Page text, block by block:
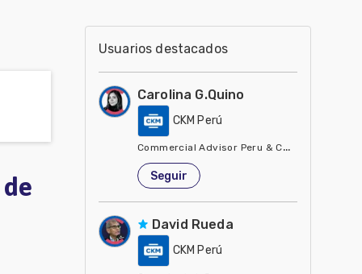
Usuarios destacados
Carolina G.Quino
CKM Perú
Commercial Advisor Peru & Colombia
Perú
Seguir
David Rueda
CKM Perú